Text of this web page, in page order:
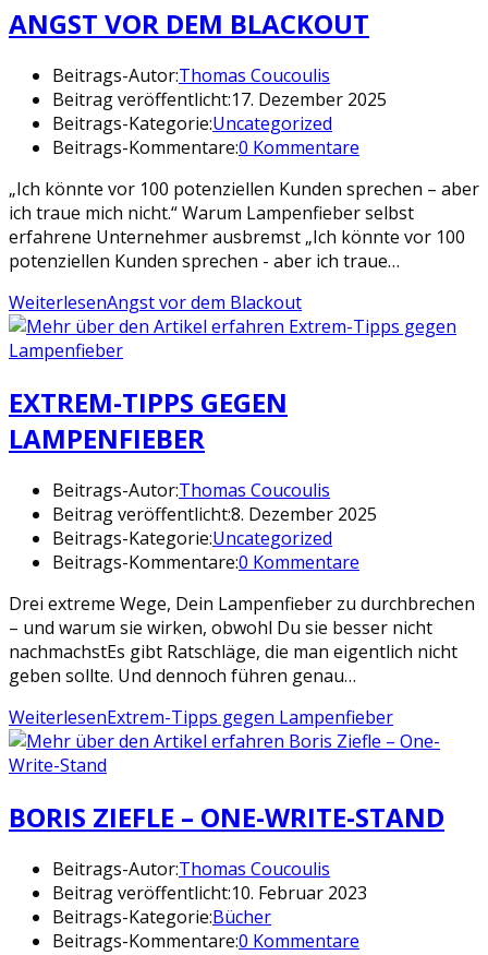
ANGST VOR DEM BLACKOUT
Beitrags-Autor:Thomas Coucoulis
Beitrag veröffentlicht:17. Dezember 2025
Beitrags-Kategorie:Uncategorized
Beitrags-Kommentare:0 Kommentare
„Ich könnte vor 100 potenziellen Kunden sprechen – aber
ich traue mich nicht.“ Warum Lampenfieber selbst
erfahrene Unternehmer ausbremst „Ich könnte vor 100
potenziellen Kunden sprechen - aber ich traue…
WeiterlesenAngst vor dem Blackout
EXTREM-TIPPS GEGEN
LAMPENFIEBER
Beitrags-Autor:Thomas Coucoulis
Beitrag veröffentlicht:8. Dezember 2025
Beitrags-Kategorie:Uncategorized
Beitrags-Kommentare:0 Kommentare
Drei extreme Wege, Dein Lampenfieber zu durchbrechen
– und warum sie wirken, obwohl Du sie besser nicht
nachmachstEs gibt Ratschläge, die man eigentlich nicht
geben sollte. Und dennoch führen genau…
WeiterlesenExtrem-Tipps gegen Lampenfieber
BORIS ZIEFLE – ONE-WRITE-STAND
Beitrags-Autor:Thomas Coucoulis
Beitrag veröffentlicht:10. Februar 2023
Beitrags-Kategorie:Bücher
Beitrags-Kommentare:0 Kommentare